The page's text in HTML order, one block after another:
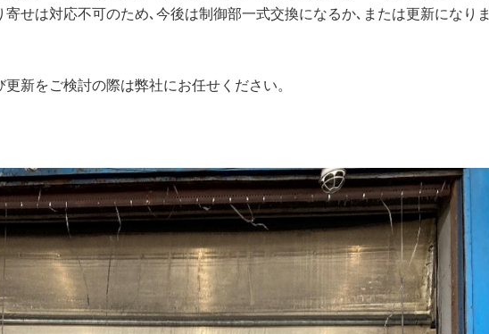
せは対応不可のため､今後は制御部一式交換になるか､または更新になりま
新をご検討の際は弊社にお任せください。